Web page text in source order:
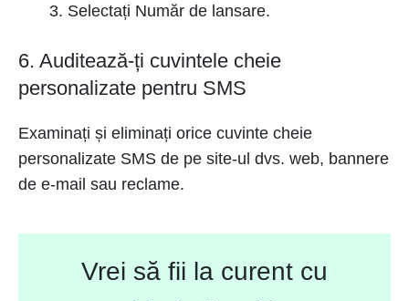
Selectați Număr de lansare.
6. Auditează-ți cuvintele cheie
personalizate pentru SMS
Examinați și eliminați orice cuvinte cheie
personalizate SMS de pe site-ul dvs. web, bannere
de e-mail sau reclame.
Vrei să fii la curent cu